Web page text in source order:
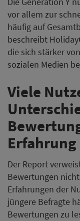
vor allem zur
häufig auf
beschreibt
die sich stärker
sozialen Medien
Viele
Erfahrung
Der Report
Bewertungen
Erfahrungen der
jüngere Befragte
Bewertungen zu